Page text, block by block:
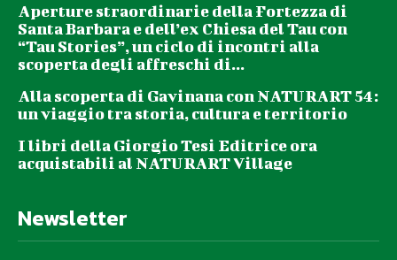
Aperture straordinarie della Fortezza di
Santa Barbara e dell’ex Chiesa del Tau con
“Tau Stories”, un ciclo di incontri alla
scoperta degli affreschi di...
Alla scoperta di Gavinana con NATURART 54:
un viaggio tra storia, cultura e territorio
I libri della Giorgio Tesi Editrice ora
acquistabili al NATURART Village
Newsletter